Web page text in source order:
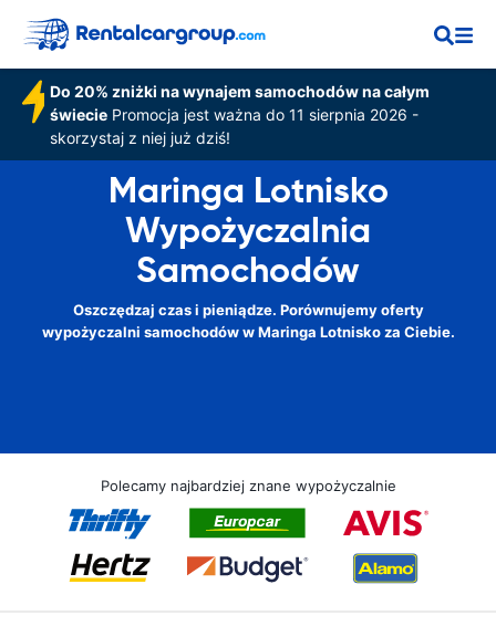
Do 20% zniżki na wynajem samochodów na całym
świeciePromocja jest ważna do 11 sierpnia 2026 -
skorzystaj z niej już dziś!
Maringa Lotnisko
Wypożyczalnia
Samochodów
Oszczędzaj czas i pieniądze. Porównujemy oferty
wypożyczalni samochodów w Maringa Lotnisko za Ciebie.
Polecamy najbardziej znane wypożyczalnie